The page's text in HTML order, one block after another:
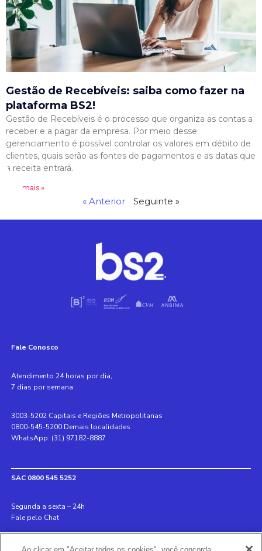
Gestão de Recebíveis: saiba como fazer na
plataforma BS2!
Gestão de Recebíveis é o processo que organiza as contas a
receber e a pagar da empresa. Por meio desse
gerenciamento é possível controlar os valores em débito de
clientes, quais serão as fontes de pagamentos e as datas que
a receita entrará.
Leia mais »
« Anterior Seguinte »
Fale Conosco
Atendimento 24 horas por dia,
7 dias por semana
3003-5202 Capitais e Regiões Metropolitanas
0800-545-5200 Demais localidades
WhatsApp: (31) 97182-8887
SAC 0800 545 5252
Segunda a sexta – 24h
Fale pelo Chat
Internacional +55 31 3078 8152